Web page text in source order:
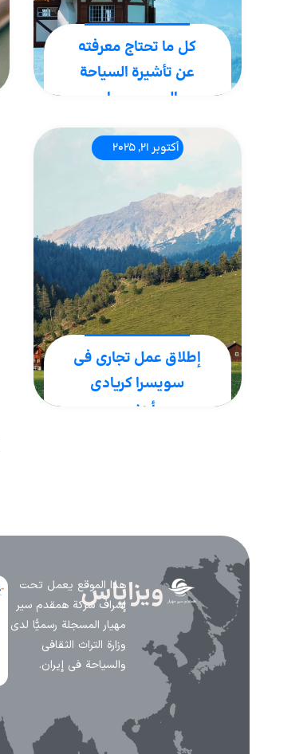
كل ما تحتاج معرفته
عن تأشيرة السياحة
إلى سويسرا +
التفاصيل
سويس، البلد المعروف
الفاخرة، يمكن أن يكون
وجهة جذابة لقضاء عطلتك.
للوصول إلى هذا الوجهة، كما
هو الحال مع أي بلد أوروبي
آخر، من..
أكتوبر 21, 2025
إطلاق عمل تجاري في
سويسرا كريادي
أجنبي
ویزاپاس
هذا الموقع يعمل تحت
إشراف شركة همقدم سير
مهیار المسجلة رسميًّا لدى
وزارة التراث الثقافي
والسياحة في إيران.